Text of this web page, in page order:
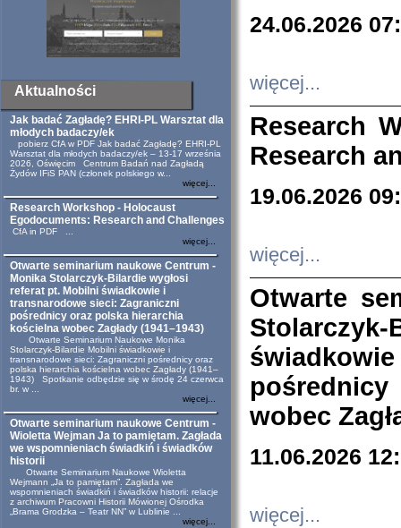
Aktualności
Jak badać Zagładę? EHRI-PL Warsztat dla
młodych badaczy/ek
pobierz CfA w PDF Jak badać Zagładę? EHRI-PL
Warsztat dla młodych badaczy/ek – 13-17 września
2026, Oświęcim Centrum Badań nad Zagładą
Żydów IFiS PAN (członek polskiego w...
więcej...
Research Workshop - Holocaust
Egodocuments: Research and Challenges
CfA in PDF ...
więcej...
Otwarte seminarium naukowe Centrum -
Monika Stolarczyk-Bilardie wygłosi
referat pt. Mobilni świadkowie i
transnarodowe sieci: Zagraniczni
pośrednicy oraz polska hierarchia
kościelna wobec Zagłady (1941–1943)
Otwarte Seminarium Naukowe Monika
Stolarczyk-Bilardie Mobilni świadkowie i
transnarodowe sieci: Zagraniczni pośrednicy oraz
polska hierarchia kościelna wobec Zagłady (1941–
1943) Spotkanie odbędzie się w środę 24 czerwca
br. w ...
więcej...
Otwarte seminarium naukowe Centrum -
Wioletta Wejman Ja to pamiętam. Zagłada
we wspomnieniach świadkiń i świadków
historii
Otwarte Seminarium Naukowe Wioletta
Wejmann „Ja to pamiętam”. Zagłada we
wspomnieniach świadkiń i świadków historii: relacje
z archiwum Pracowni Historii Mówionej Ośrodka
„Brama Grodzka – Teatr NN” w Lublinie ...
więcej...
24.06.2026
więcej...
Research
Research
19.06.2026
więcej...
Otwarte
wobec
11.06.2026
więcej...